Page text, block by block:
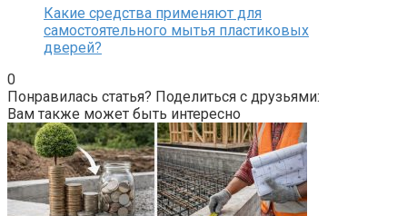
Какие средства применяют для
самостоятельного мытья пластиковых
дверей?
0
Понравилась статья? Поделиться с друзьями:
Вам также может быть интересно